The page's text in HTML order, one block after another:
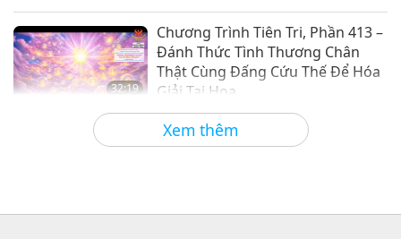
Xem thêm
32:19
Chương Trình Tiên Tri, Phần 413 –
Đánh Thức Tình Thương Chân
Thật Cùng Đấng Cứu Thế Để Hóa
Giải Tai Họa
Tiết Mục Nhiều Tập Với Các Tiên Đoán Cổ
2026-08-09
32:43